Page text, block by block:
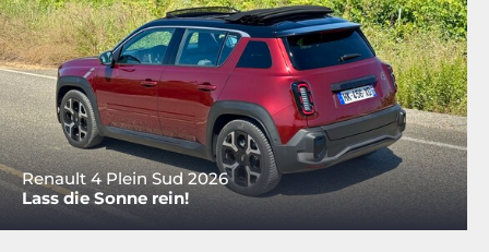
Renault 4 Plein Sud 2026
Lass die Sonne rein!